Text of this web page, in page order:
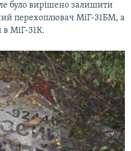
було вирішено залишити
перехоплювач МіГ-31БМ, а
в МіГ-31К.